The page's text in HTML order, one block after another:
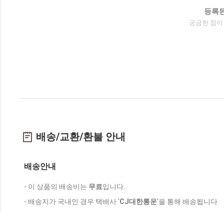
등록
궁금한 점
배송/교환/환불 안내
배송안내
- 이 상품의 배송비는 무료입니다.
- 배송지가 국내인 경우 택배사 'CJ대한통운'을 통해 배송됩니다.